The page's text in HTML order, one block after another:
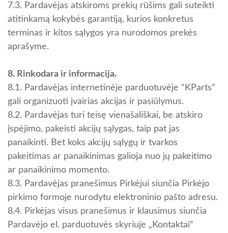
7.3. Pardavėjas atskiroms prekių rūšims gali suteikti
atitinkamą kokybės garantiją, kurios konkretus
terminas ir kitos sąlygos yra nurodomos prekės
aprašyme.
8. Rinkodara ir informacija.
8.1. Pardavėjas internetinėje parduotuvėje “KParts”
gali organizuoti įvairias akcijas ir pasiūlymus.
8.2. Pardavėjas turi teisę vienašališkai, be atskiro
įspėjimo, pakeisti akcijų sąlygas, taip pat jas
panaikinti. Bet koks akcijų sąlygų ir tvarkos
pakeitimas ar panaikinimas galioja nuo jų pakeitimo
ar panaikinimo momento.
8.3. Pardavėjas pranešimus Pirkėjui siunčia Pirkėjo
pirkimo formoje nurodytu elektroninio pašto adresu.
8.4. Pirkėjas visus pranešimus ir klausimus siunčia
Pardavėjo el. parduotuvės skyriuje „Kontaktai“